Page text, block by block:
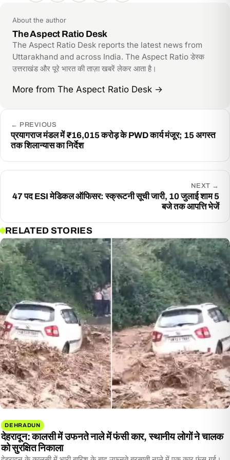
About the author
The Aspect Ratio Desk
The Aspect Ratio Desk reports the latest news from
Uttarakhand and across India. The Aspect Ratio डेस्क
उत्तराखंड और पूरे भारत की ताज़ा खबरें लेकर आता है।
More from The Aspect Ratio Desk →
← PREVIOUS
प्रयागराज मंडल में ₹16,015 करोड़ के PWD कार्य मंजूर; 15 अगस्त
तक शिलान्यास का निर्देश
NEXT →
47 पद ESI मेडिकल ऑफिसर: स्क्रूटनी सूची जारी, 10 जुलाई शाम 5
बजे तक आपत्ति भेजें
RELATED STORIES
DEHRADUN
देहरादून: कालसी में उफनते नाले में फंसी कार, स्थानीय लोगों ने चालक
को सुरक्षित निकाला